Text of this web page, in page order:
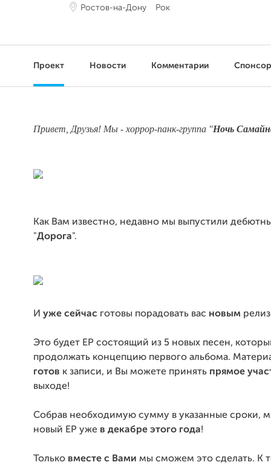
Ростов-на-Дону Рок
Проект Новости Комментарии
Привет, Друзья! Мы - хоррор-панк-группа "Ночь
Как Вам известно, недавно мы выпустили
"Дорога".
И уже сейчас готовы порадовать вас новым
Это будет EP состоящий из 5 новых песен,
продолжать концепцию первого альбома.
готов к записи, и Вы можете принять прямое
выходе!
Собрав необходимую сумму в указанные сроки,
новый EP уже в декабре этого года!
Только вместе с Вами мы сможем это сделать. К